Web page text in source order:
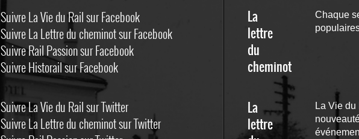
Suivre La Vie du Rail sur Facebook
Suivre La Lettre du cheminot sur Facebook
Suivre Rail Passion sur Facebook
Suivre Historail sur Facebook
Suivre La Vie du Rail sur Twitter
Suivre La Lettre du cheminot sur Twitter
La
lettre
du
cheminot
Chaque
La
lettre
La Vie